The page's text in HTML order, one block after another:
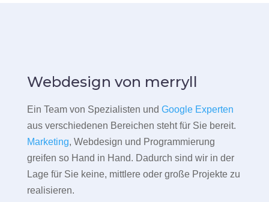
Webdesign von merryll
Ein Team von Spezialisten und Google Experten
aus verschiedenen Bereichen steht für Sie bereit.
Marketing, Webdesign und Programmierung
greifen so Hand in Hand. Dadurch sind wir in der
Lage für Sie keine, mittlere oder große Projekte zu
realisieren.